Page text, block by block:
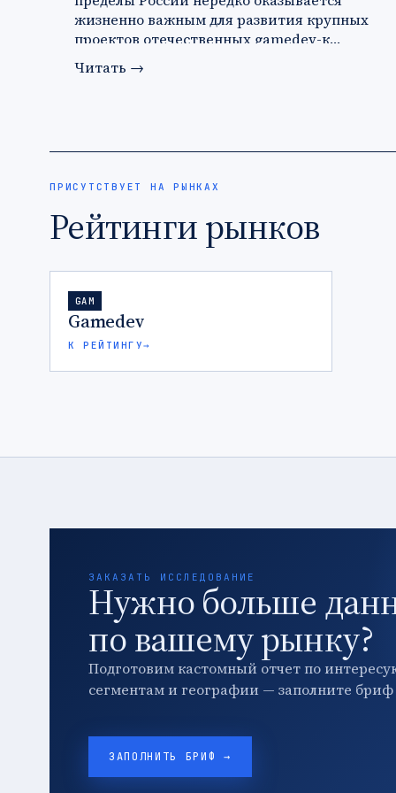
жизненно важным для развития крупных
проектов отечественных gamedev-к…
Читать →
ПРИСУТСТВУЕТ НА РЫНКАХ
Рейтинги рынков
GAM
Gamedev
К РЕЙТИНГУ→
ЗАКАЗАТЬ ИССЛЕДОВАНИЕ
Нужно больше
по вашему рынку?
Подготовим кастомный отчет по
сегментам и географии — заполните бриф
ЗАПОЛНИТЬ БРИФ →